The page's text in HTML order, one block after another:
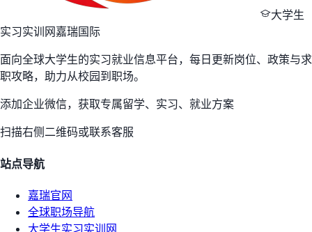
大学生
实习实训网嘉瑞国际
面向全球大学生的实习就业信息平台，每日更新岗位、政策与求
职攻略，助力从校园到职场。
添加企业微信，获取专属留学、实习、就业方案
扫描右侧二维码或联系客服
站点导航
嘉瑞官网
全球职场导航
大学生实习实训网